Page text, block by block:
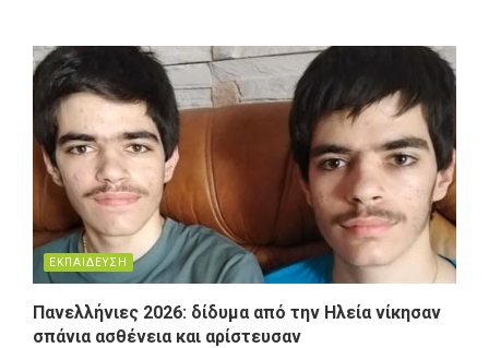
ΕΚΠΑΙΔΕΥΣΗ
Πανελλήνιες 2026: δίδυμα από την Ηλεία νίκησαν
σπάνια ασθένεια και αρίστευσαν